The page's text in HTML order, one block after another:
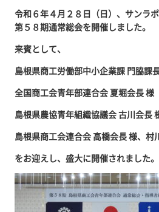
令和６年４月２８日（日）、サンラ
第５８期通常総会を開催しました。
来賓として、
島根県商工労働部中小企業課 門脇課
全国商工会青年部連合会 夏堀会長 様
島根県農協青年組織協議会 古川会長
島根県商工会連合会 高橋会長 様、村
をお迎えし、盛大に開催されました。